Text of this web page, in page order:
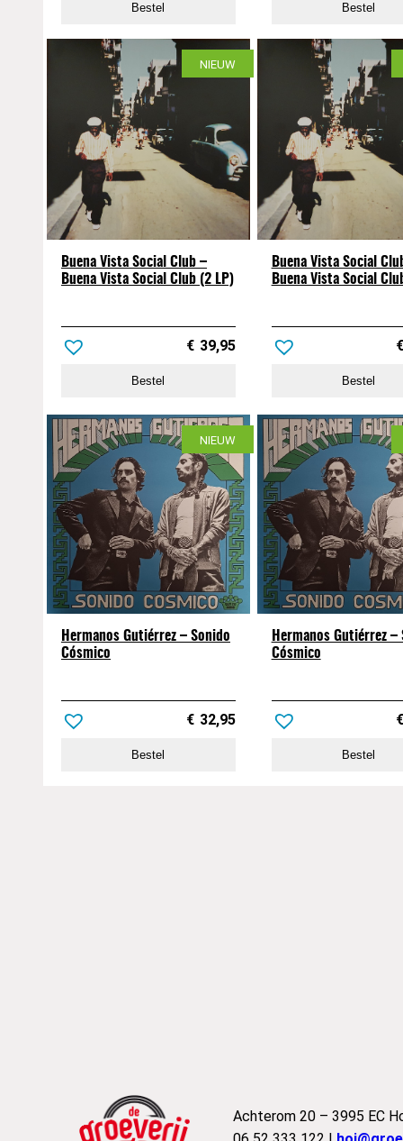
Bestel Bestel
NIEUW
Buena Vista Social Club –
Buena Vista Social Club (2 LP)
€ 39,95
Bestel
Buena Vista Social
Buena Vista Social
Bestel
NIEUW
Hermanos Gutiérrez – Sonido
Cósmico
€ 32,95
Bestel
Hermanos Gutiérrez –
Cósmico
Bestel
Achterom 20 – 3995 EC